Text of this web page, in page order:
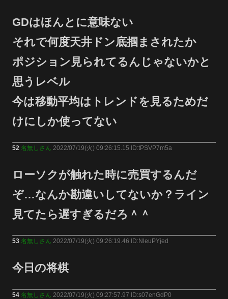
GDはほんとに意味ない
それで何度天井ドン底掴まされたか
ポジション見られてるんじゃないかと
思うレベル
今は移動平均はトレンドを見るためだ
けにしか使ってない
52 名無しさん 2022/07/19(火) 09:26:15.15 ID:tPSVP7m5a
ローソクが触れた時に売買するんだ
ぞ…なんか勘違いしてないか？ライン
見てたら遅すぎるだろ＾＾
53 名無しさん 2022/07/19(火) 09:26:19.46 ID:NleuPYjed
今日の将棋
54 名無しさん 2022/07/19(火) 09:27:57.97 ID:s07enGdP0